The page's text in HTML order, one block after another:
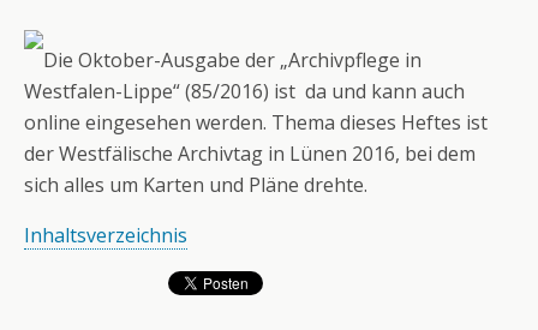
Die Oktober-Ausgabe der „Archivpflege in
Westfalen-Lippe“ (85/2016) ist da und kann auch
online eingesehen werden. Thema dieses Heftes ist
der Westfälische Archivtag in Lünen 2016, bei dem
sich alles um Karten und Pläne drehte.
Inhaltsverzeichnis